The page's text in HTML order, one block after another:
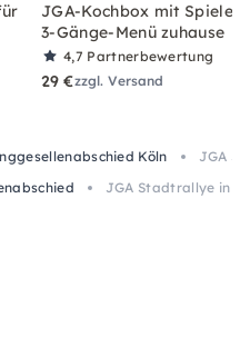
JGA-Kochbox mit Spielen
3-Gänge-Menü zuhause
4,7 Partnerbewertung
29 €zzgl. Versand
Köln
JGA
JGA Stadtrallye in